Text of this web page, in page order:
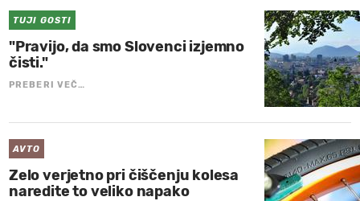
TUJI GOSTI
"Pravijo, da smo Slovenci izjemno
čisti."
PREBERI VEČ…
AVTO
Zelo verjetno pri čiščenju kolesa
naredite to veliko napako